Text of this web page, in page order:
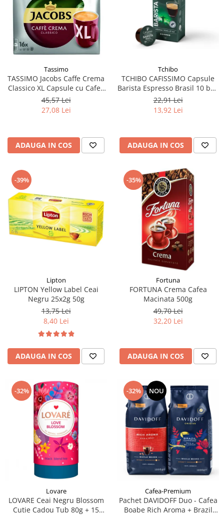
Tassimo
TASSIMO Jacobs Caffe Crema
Classico XL Capsule cu Cafea
16buc 132.8g - TDV 16.10.2026
45,57 Lei
27,08 Lei
ADAUGA IN COS
Tchibo
TCHIBO CAFISSIMO Capsule
Barista Espresso Brasil 10 buc
80g (27.10.2026)
22,91 Lei
13,92 Lei
ADAUGA IN COS
-39%
Lipton
LIPTON Yellow Label Ceai
Negru 25x2g 50g
13,75 Lei
8,40 Lei
ADAUGA IN COS
-35%
Fortuna
FORTUNA Crema Cafea
Macinata 500g
49,70 Lei
32,20 Lei
ADAUGA IN COS
-32%
Lovare
LOVARE Ceai Negru Blossom
Cutie Cadou Tub 80g + 15
-32% NOU
Cafea-Premium
Pachet DAVIDOFF Duo - Cafea
Boabe Rich Aroma + Brazil